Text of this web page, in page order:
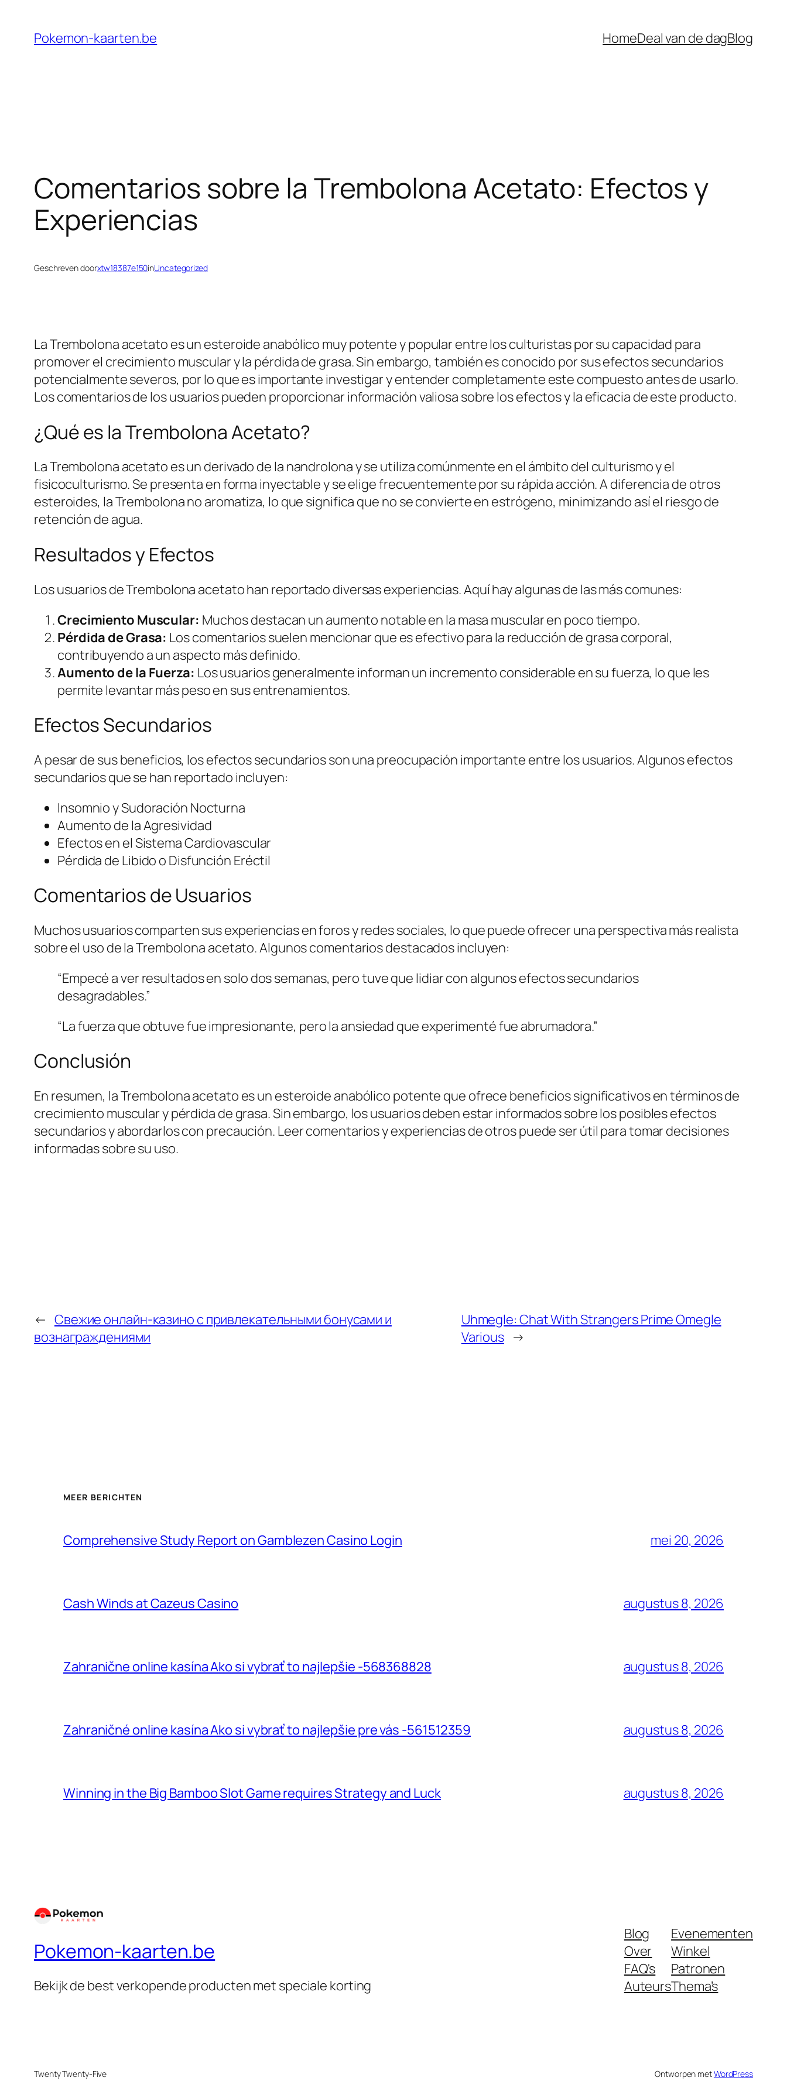
Pokemon-kaarten.be HomeDeal van de dagBlog
Comentarios sobre la Trembolona Acetato: Efectos y
Experiencias
Geschreven doorxtw18387e150inUncategorized
La Trembolona acetato es un esteroide anabólico muy potente y popular entre los culturistas por su capacidad para
promover el crecimiento muscular y la pérdida de grasa. Sin embargo, también es conocido por sus efectos secundarios
potencialmente severos, por lo que es importante investigar y entender completamente este compuesto antes de usarlo.
Los comentarios de los usuarios pueden proporcionar información valiosa sobre los efectos y la eficacia de este producto.
¿Qué es la Trembolona Acetato?
La Trembolona acetato es un derivado de la nandrolona y se utiliza comúnmente en el ámbito del culturismo y el
fisicoculturismo. Se presenta en forma inyectable y se elige frecuentemente por su rápida acción. A diferencia de otros
esteroides, la Trembolona no aromatiza, lo que significa que no se convierte en estrógeno, minimizando así el riesgo de
retención de agua.
Resultados y Efectos
Los usuarios de Trembolona acetato han reportado diversas experiencias. Aquí hay algunas de las más comunes:
Crecimiento Muscular: Muchos destacan un aumento notable en la masa muscular en poco tiempo.
Pérdida de Grasa: Los comentarios suelen mencionar que es efectivo para la reducción de grasa corporal,
contribuyendo a un aspecto más definido.
Aumento de la Fuerza: Los usuarios generalmente informan un incremento considerable en su fuerza, lo que les
permite levantar más peso en sus entrenamientos.
Efectos Secundarios
A pesar de sus beneficios, los efectos secundarios son una preocupación importante entre los usuarios. Algunos efectos
secundarios que se han reportado incluyen:
Insomnio y Sudoración Nocturna
Aumento de la Agresividad
Efectos en el Sistema Cardiovascular
Pérdida de Libido o Disfunción Eréctil
Comentarios de Usuarios
Muchos usuarios comparten sus experiencias en foros y redes sociales, lo que puede ofrecer una perspectiva más realista
sobre el uso de la Trembolona acetato. Algunos comentarios destacados incluyen:
“Empecé a ver resultados en solo dos semanas, pero tuve que lidiar con algunos efectos secundarios
desagradables.”
“La fuerza que obtuve fue impresionante, pero la ansiedad que experimenté fue abrumadora.”
Conclusión
En resumen, la Trembolona acetato es un esteroide anabólico potente que ofrece beneficios significativos en términos de
crecimiento muscular y pérdida de grasa. Sin embargo, los usuarios deben estar informados sobre los posibles efectos
secundarios y abordarlos con precaución. Leer comentarios y experiencias de otros puede ser útil para tomar decisiones
informadas sobre su uso.
← Свежие онлайн-казино с привлекательными бонусами и
вознаграждениями
Uhmegle: Chat With Strangers Prime Omegle
Various →
MEER BERICHTEN
Comprehensive Study Report on Gamblezen Casino Login mei 20, 2026
Cash Winds at Cazeus Casino augustus 8, 2026
Zahranične online kasína Ako si vybrať to najlepšie -568368828 augustus 8, 2026
Zahraničné online kasína Ako si vybrať to najlepšie pre vás -561512359 augustus 8, 2026
Winning in the Big Bamboo Slot Game requires Strategy and Luck augustus 8, 2026
Pokemon-kaarten.be
Bekijk de best verkopende producten met speciale korting
Blog
Over
FAQ's
Auteurs
Evenementen
Winkel
Patronen
Thema’s
Twenty Twenty-Five Ontworpen metWordPress